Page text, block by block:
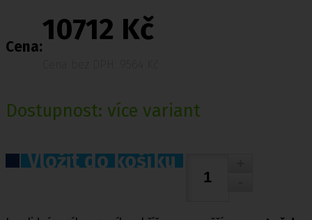
Cena:
10712 Kč
Dostupnost: více variant
Vložit do košíku